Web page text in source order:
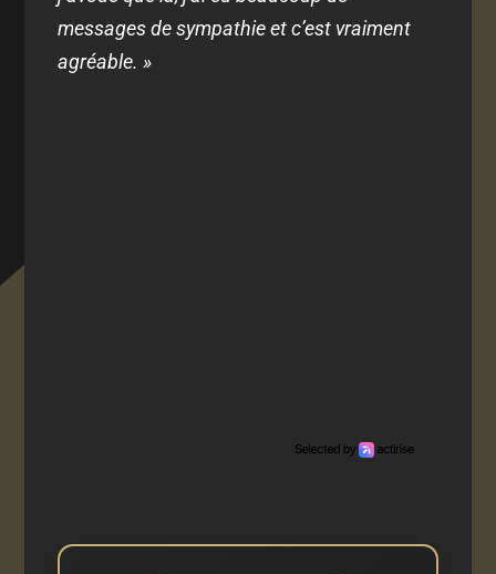
messages de sympathie et c’est vraiment
agréable. »